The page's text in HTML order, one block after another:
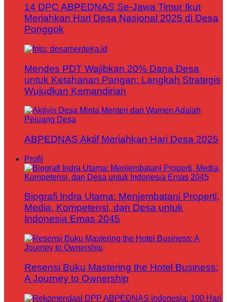
14 DPC ABPEDNAS Se-Jawa Timur Ikut
Meriahkan Hari Desa Nasional 2025 di Desa
Ponggok
Mendes PDT Wajibkan 20% Dana Desa
untuk Ketahanan Pangan: Langkah Strategis
Wujudkan Kemandirian
ABPEDNAS Aktif Meriahkan Hari Desa 2025
Profil
Biografi Indra Utama: Menjembatani Properti,
Media, Kompetensi, dan Desa untuk
Indonesia Emas 2045
Resensi Buku Mastering the Hotel Business:
A Journey to Ownership